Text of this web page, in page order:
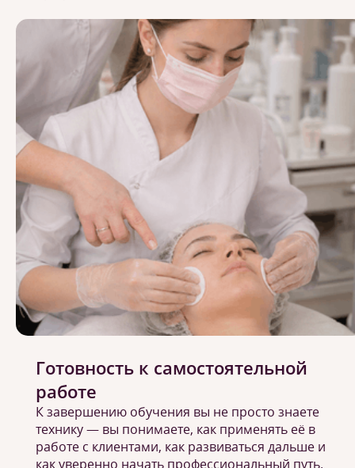
Готовность к самостоятельной
работе
К завершению обучения вы не просто знаете
технику — вы понимаете, как применять её в
работе с клиентами, как развиваться дальше и
как уверенно начать профессиональный путь.